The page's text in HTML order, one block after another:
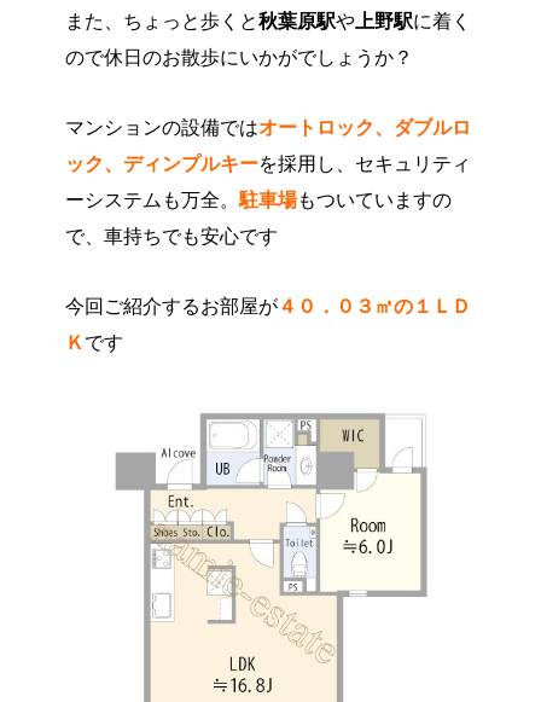
また、ちょっと歩くと秋葉原駅や上野駅に着く
ので休日のお散歩にいかがでしょうか？
マンションの設備ではオートロック、ダブルロ
ック、ディンプルキーを採用し、セキュリティ
ーシステムも万全。 駐車場もついていますの
で、車持ちでも安心です
今回ご紹介するお部屋が４０．０３㎡の１ＬＤ
Ｋ です